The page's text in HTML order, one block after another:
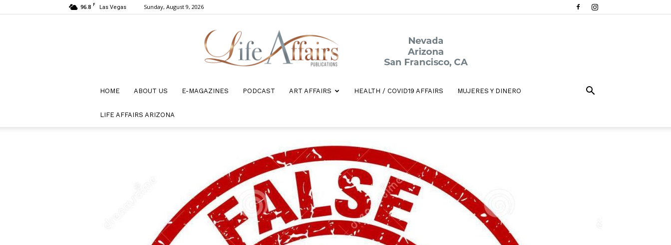
96.8 F Las Vegas Sunday, August 9, 2026
Affairs
Luxury
HOME ABOUT US E-MAGAZINES PODCAST ART AFFAIRS HEALTH / COVID19 AFFAIRS MUJERES Y DINERO
LIFE AFFAIRS ARIZONA